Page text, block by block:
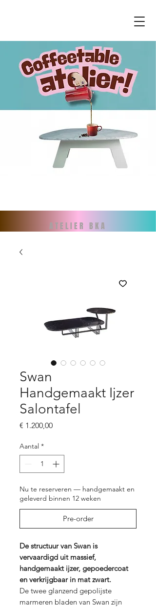
ATELIER BKA
Swan
Handgemaakt Ijzer
Salontafel
€ 1.200,00Prijs
Aantal *
Nu te reserveren — handgemaakt en
geleverd binnen 12 weken
Pre-order
De structuur van Swan is
vervaardigd uit massief,
handgemaakt ijzer, gepoedercoat
en verkrijgbaar in mat zwart.
De twee glanzend gepolijste
marmeren bladen van Swan zijn